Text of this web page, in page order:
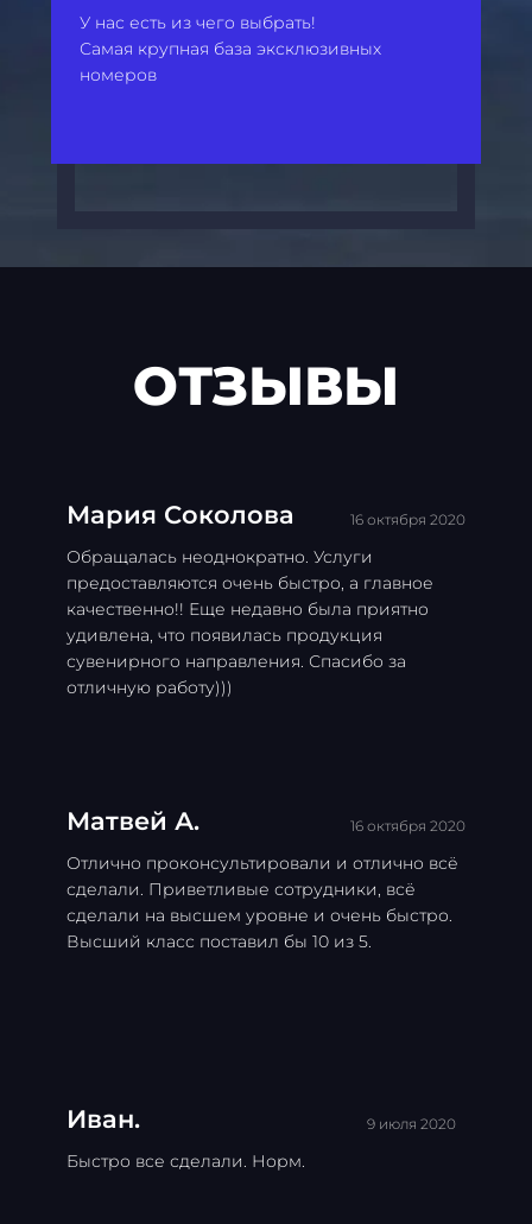
У нас есть из чего выбрать!
Самая крупная база эксклюзивных
номеров
ОТЗЫВЫ
Мария Соколова 16 октября 2020
Обращалась неоднократно. Услуги
предоставляются очень быстро, а главное
качественно!! Еще недавно была приятно
удивлена, что появилась продукция
сувенирного направления. Спасибо за
отличную работу)))
Матвей А. 16 октября 2020
Отлично проконсультировали и отлично всё
сделали. Приветливые сотрудники, всё
сделали на высшем уровне и очень быстро.
Высший класс поставил бы 10 из 5.
Иван. 9 июля 2020
Быстро все сделали. Норм.